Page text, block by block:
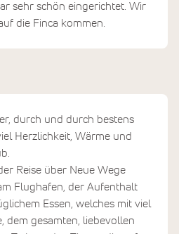
sehr schön eingerichtet. Wir
die Finca kommen.
durch und durch bestens
Herzlichkeit, Wärme und
Reise über Neue Wege
Flughafen, der Aufenthalt
Essen, welches mit viel
dem gesamten, liebevollen